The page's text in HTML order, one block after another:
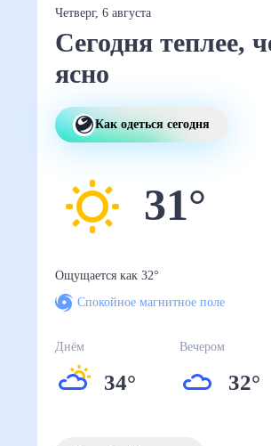
Четверг, 6 августа
Сегодня
вчера и ясно
Как одеться сегодня
31°
Ощущается как
Спокойное магнитное поле
Днём
34°
Вечером
32°